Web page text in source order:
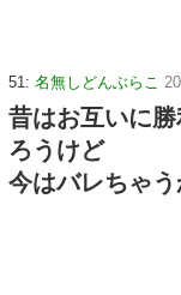
51: 名無しどんぶらこ
昔はお互いに
ろうけど
今はバレちゃ